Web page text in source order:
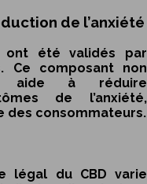
de l’anxiété
ont été validés par
Ce composant non
aide à réduire
de l’anxiété,
des consommateurs.
légal du CBD varie